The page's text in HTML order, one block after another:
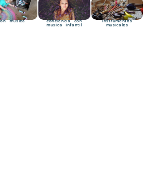
música
Relajación y
conciencia con
musica infantil
Los
instrumentos
musicales